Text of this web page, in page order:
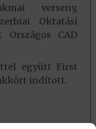
verseny,
Oktatási
CAD
együtt First
indított.